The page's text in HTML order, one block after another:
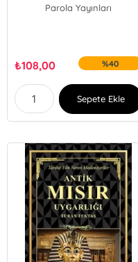
Parola Yayınları
₺108,00 %40
Sepete Ekle